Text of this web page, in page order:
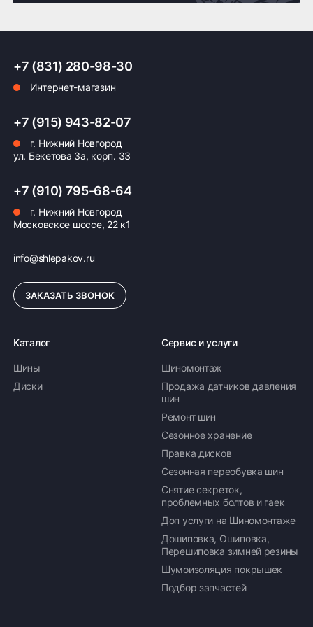
Мы отправляем заказы по всей России всеми
транспортными компаниями (ПЭК, Деловые
Автотрейдинг, Ратэк, Энергия и др.)
Доставка комплекта
(4 шт) шин или
дисков до терминала
транспортной
Новгороде —
бесплатная
Бесплатно
ПОДРОБНЕЕ ОБ ДОСТАВКЕ
Оплата заказа
Возможна картой, наличными при получении,
также доступно оформление кредита и
формирование счёта для Юр.Лица
+7 (831) 280-98-30
Интернет-магазин
+7 (915) 943-82-07
г. Нижний Новгород
ул. Бекетова 3а, корп. 33
+7 (910) 795-68-64
г. Нижний Новгород
Московское шоссе, 22 к1
info@shlepakov.ru
ЗАКАЗАТЬ ЗВОНОК
Каталог
Шины
Диски
Сервис и услуги
Шиномонтаж
Продажа датчиков давления
шин
Ремонт шин
Сезонное хранение
Правка дисков
Сезонная переобувка шин
Снятие секреток,
проблемных болтов и гаек
Доп услуги на Шиномонтаже
Дошиповка, Ошиповка,
Перешиповка зимней резины
Шумоизоляция покрышек
Подбор запчастей